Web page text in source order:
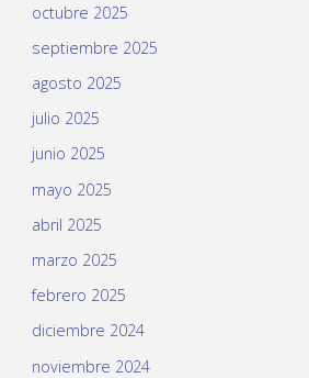
octubre 2025
septiembre 2025
agosto 2025
julio 2025
junio 2025
mayo 2025
abril 2025
marzo 2025
febrero 2025
diciembre 2024
noviembre 2024